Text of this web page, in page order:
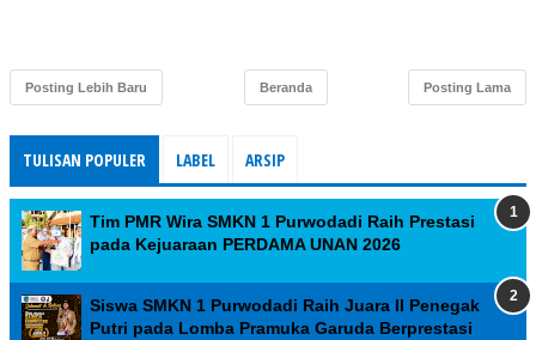
Posting Lebih Baru Posting Lama
Beranda
TULISAN POPULER LABEL ARSIP
Tim PMR Wira SMKN 1 Purwodadi Raih Prestasi
pada Kejuaraan PERDAMA UNAN 2026
Siswa SMKN 1 Purwodadi Raih Juara II Penegak
Putri pada Lomba Pramuka Garuda Berprestasi